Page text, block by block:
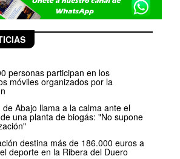
personas participan en los
móviles organizados por la
de Abajo llama a la calma ante el
una planta de biogás: "No supone
destina más de 186.000 euros a
deporte en la Ribera del Duero